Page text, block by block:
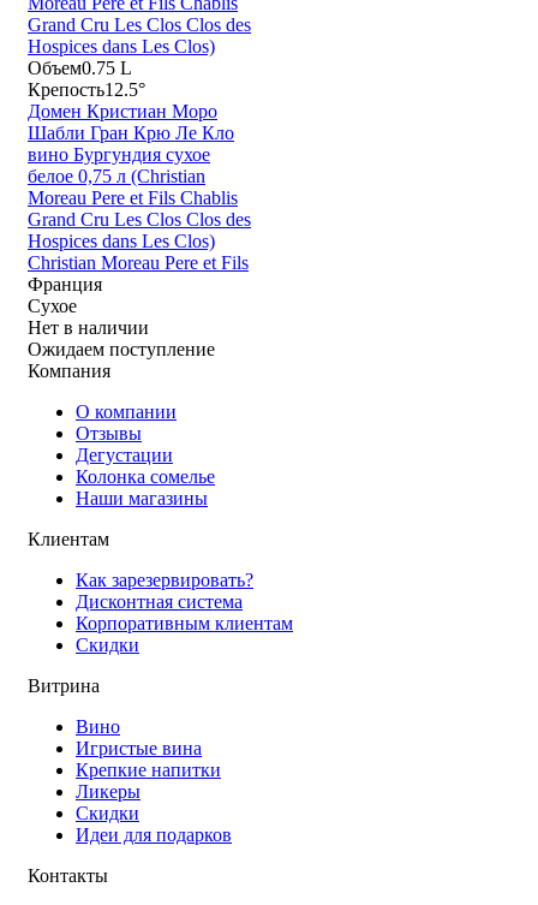
Объем0.75 L
Крепость12.5°
Домен Кристиан Моро
Шабли Гран Крю Ле Кло
вино Бургундия сухое
белое 0,75 л (Christian
Moreau Pere et Fils Chablis
Grand Cru Les Clos Clos des
Hospices dans Les Clos)
Christian Moreau Pere et Fils
Франция
Сухое
Нет в наличии
Ожидаем поступление
Компания
О компании
Отзывы
Дегустации
Колонка сомелье
Наши магазины
Клиентам
Как зарезервировать?
Дисконтная система
Корпоративным клиентам
Скидки
Витрина
Вино
Игристые вина
Крепкие напитки
Ликеры
Скидки
Идеи для подарков
Контакты